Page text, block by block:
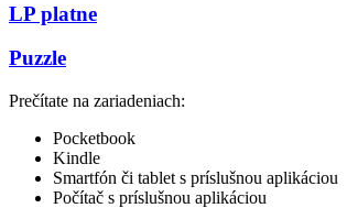
LP platne
Puzzle
Prečítate na zariadeniach:
Pocketbook
Kindle
Smartfón či tablet s príslušnou aplikáciou
Počítač s príslušnou aplikáciou